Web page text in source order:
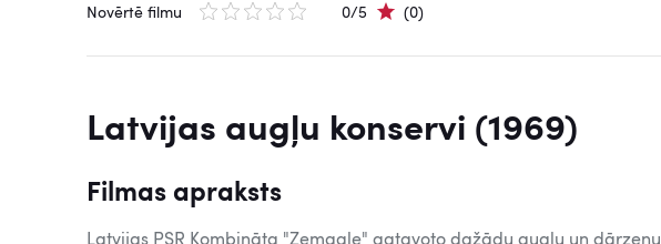
Novērtē filmu 0/5 (0)
Latvijas augļu konservi (1969)
Filmas apraksts